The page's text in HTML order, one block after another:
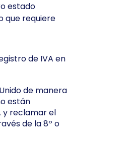
estado
que requiere
de IVA en
de manera
están
y reclamar el
de la 8º o